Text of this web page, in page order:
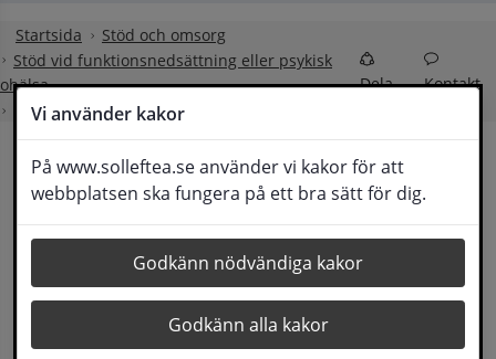
Vi använder kakor
På www.solleftea.se använder vi kakor för att
webbplatsen ska fungera på ett bra sätt för dig.
Godkänn nödvändiga kakor
Godkänn alla kakor
Startsida
Stöd och omsorg
Stöd vid funktionsnedsättning eller psykisk
ohälsa
Bostadsanpassning
Bostadsanpassning
Dela Kontakt
Lyssna
Bostadsanpassning
Du som har en funktionsnedsättning har rätt att
ansöka om bidrag för att bygga om och anpassa
din bostad. Bidraget är till för att du ska kunna
bo kvar i bostaden och leva ett så självständigt